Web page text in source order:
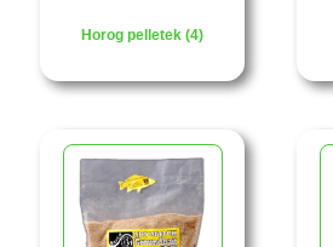
Horog pelletek (4)